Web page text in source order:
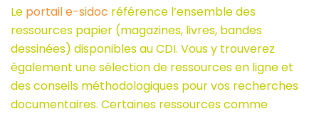
Le portail e-sidoc référence l’ensemble des
ressources papier (magazines, livres, bandes
dessinées) disponibles au CDI. Vous y trouverez
également une sélection de ressources en ligne et
des conseils méthodologiques pour vos recherches
documentaires. Certaines ressources comme